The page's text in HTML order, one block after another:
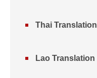
Thai Translation
Lao Translation